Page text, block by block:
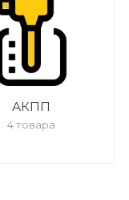
АКПП
4 товара